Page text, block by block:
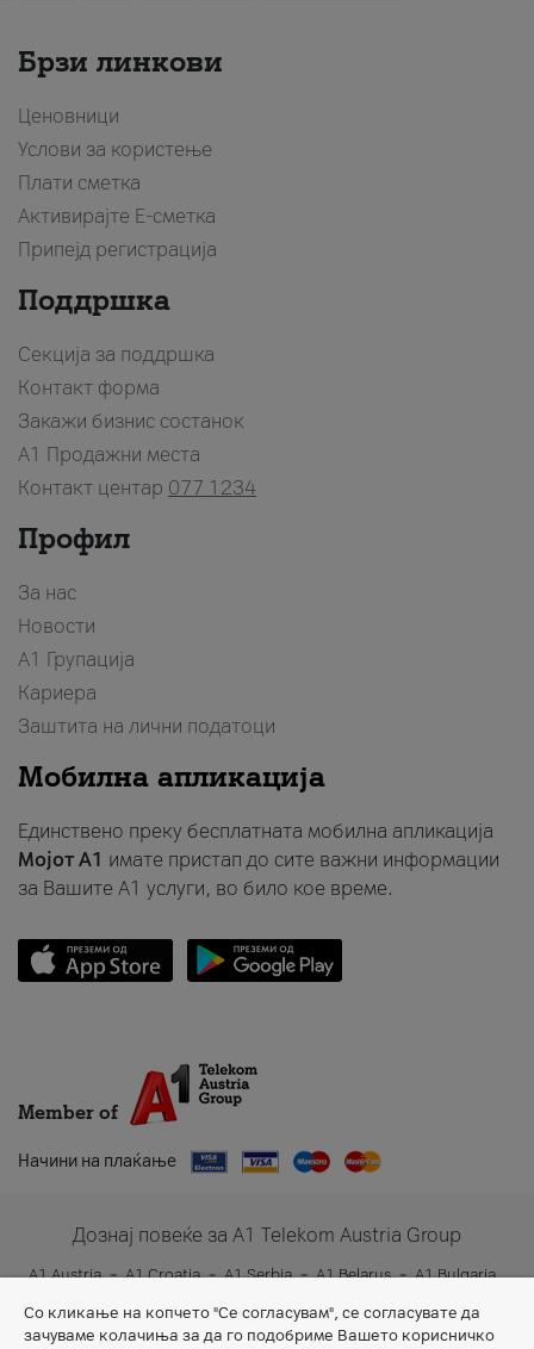
Брзи линкови
Ценовници
Услови за користење
Плати сметка
Активирајте Е-сметка
Припејд регистрација
Поддршка
Секција за поддршка
Контакт форма
Закажи бизнис состанок
A1 Продажни места
Контакт центар 077 1234
Профил
За нас
Новости
А1 Групација
Кариера
Заштита на лични податоци
Мобилна апликација
Единствено преку бесплатната мобилна апликација
Мојот A1 имате пристап до сите важни информации
за Вашите A1 услуги, во било кое време.
Member of
Начини на плаќање
Дознај повеќе за A1 Telekom Austria Group
A1 Austria A1 Croatia A1 Serbia A1 Belarus
A1 Bulgaria
A1 Slovenia
A1 Digital
Со кликање на копчето "Се согласувам", се согласувате да
зачуваме колачиња за да го подобриме Вашето корисничко